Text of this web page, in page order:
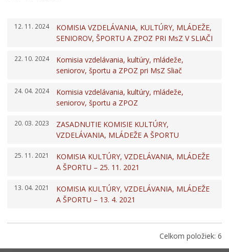
Komisie
Elektronické služby
Verejné obstarávania
Všeobecne záväzné nariadenia
Územné plánovanie
Poskytovanie informácií
Rozpočet
Dokumenty mesta
Protispoločenská činnosť
Voľby prezidenta SR 2024
12. 11. 2024
KOMISIA VZDELÁVANIA, KULTÚRY, MLÁDEŽE,
SENIOROV, ŠPORTU A ZPOZ PRI MsZ V SLIAČI
22. 10. 2024
Komisia vzdelávania, kultúry, mládeže,
seniorov, športu a ZPOZ pri MsZ Sliač
24. 04. 2024
Komisia vzdelávania, kultúry, mládeže,
seniorov, športu a ZPOZ
20. 03. 2023
ZASADNUTIE KOMISIE KULTÚRY,
VZDELÁVANIA, MLÁDEŽE A ŠPORTU
25. 11. 2021
KOMISIA KULTÚRY, VZDELÁVANIA, MLÁDEŽE
A ŠPORTU – 25. 11. 2021
13. 04. 2021
KOMISIA KULTÚRY, VZDELÁVANIA, MLÁDEŽE
A ŠPORTU – 13. 4. 2021
Celkom položiek: 6